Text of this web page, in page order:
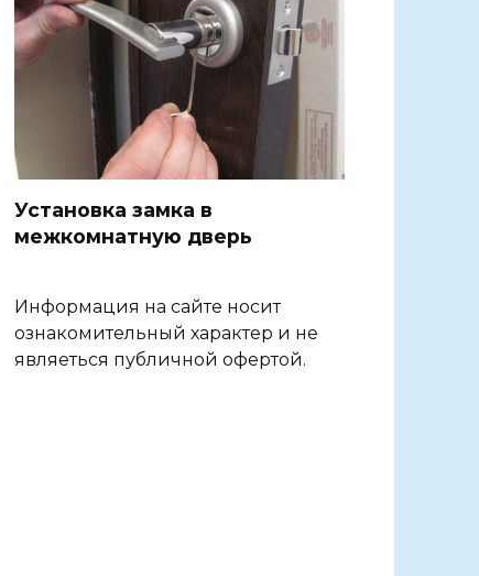
Установка замка в
межкомнатную дверь
Информация на сайте носит
ознакомительный характер и не
являеться публичной офертой.